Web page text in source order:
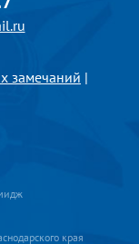
замечаний |
края